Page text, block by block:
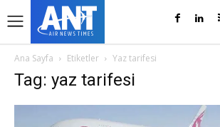
Ana Sayfa Etiketler Yaz tarifesi
Tag: yaz tarifesi